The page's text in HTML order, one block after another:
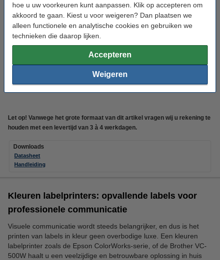
hoe u uw voorkeuren kunt aanpassen. Klik op accepteren om
akkoord te gaan. Kiest u voor weigeren? Dan plaatsen we
alleen functionele en analytische cookies en gebruiken we
technieken die daarop lijken.
Accepteren
Weigeren
Epson ColorWorks C8000e labelprinter
Geen ja (LCD)
Bekijk de specificaties en omschrijving
Direct leverbaar
€ 8.350,50
Let op! Vanwege het grote formaat van dit artikel vragen wij u rekening te
houden met een levertijd van 3 à 4 werkdagen.
Downloads
Datasheet
Handleiding
Kleuren labelprinters: opvallende labels voor
professionele communicatie
Visuele communicatie wordt steeds belangrijker, en dus is het
printen van labels in kleur geen overbodige luxe. Een kleuren
labelprinter zoals de Epson ColorWorks-serie, of de Brother VC-
500W haalt u een veelzijdige en betrouwbare oplossing in huis